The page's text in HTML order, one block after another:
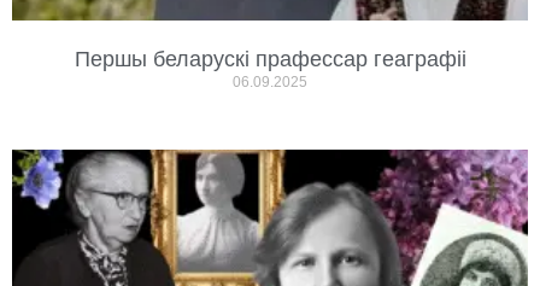
Першы беларускі прафессар геаграфіі
06.09.2025